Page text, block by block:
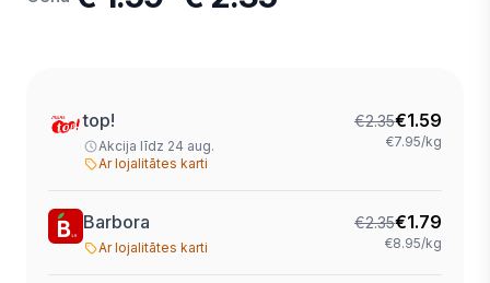
top!
Akcija līdz 24 aug.
Ar lojalitātes karti
€2.35€1.59
€7.95/kg
Barbora
Ar lojalitātes karti
€2.35€1.79
€8.95/kg